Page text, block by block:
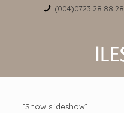
(004)0723.28.88.28
[Show slideshow]